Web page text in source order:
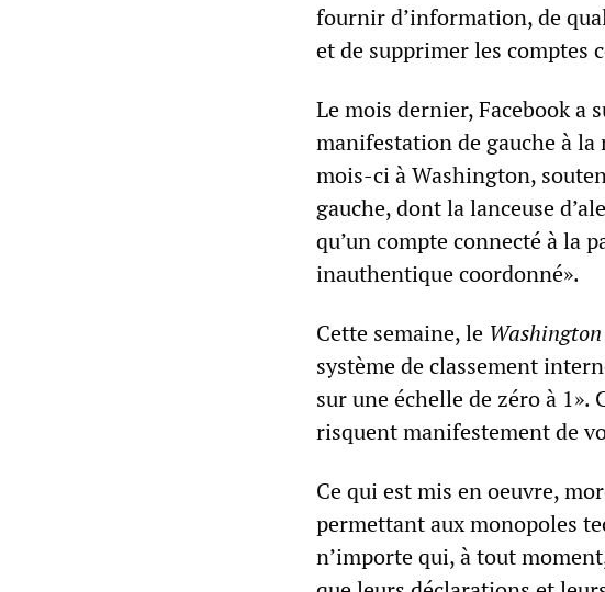
fournir d’information, de
et de supprimer les comptes
Le mois dernier, Facebook a
manifestation de gauche à
mois-ci à Washington,
gauche, dont la lanceuse
qu’un compte connecté à la
inauthentique coordonné».
Cette semaine, le
système de classement
sur une échelle de zéro à
risquent manifestement de
Ce qui est mis en oeuvre,
permettant aux monopoles
n’importe qui, à tout